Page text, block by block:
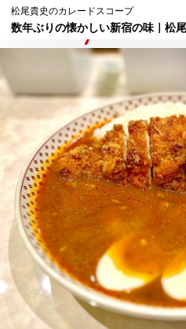
松尾貴史のカレードスコープ